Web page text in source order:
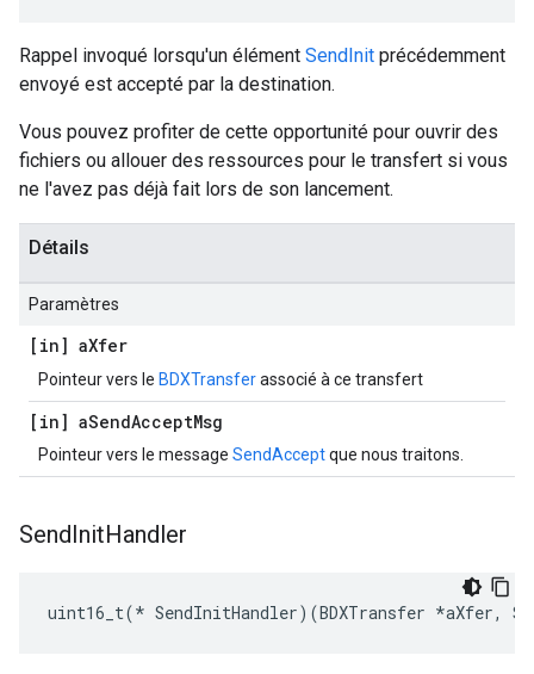
Rappel invoqué lorsqu'un élément SendInit précédemment
envoyé est accepté par la destination.
Vous pouvez profiter de cette opportunité pour ouvrir des
fichiers ou allouer des ressources pour le transfert si vous
ne l'avez pas déjà fait lors de son lancement.
Détails
Paramètres
[in] aXfer
Pointeur vers le BDXTransferassocié à ce transfert
[in] aSendAcceptMsg
Pointeur vers le message SendAcceptque nous traitons.
SendInitHandler
uint16_t(* SendInitHandler)(BDXTransfer *aXfer,